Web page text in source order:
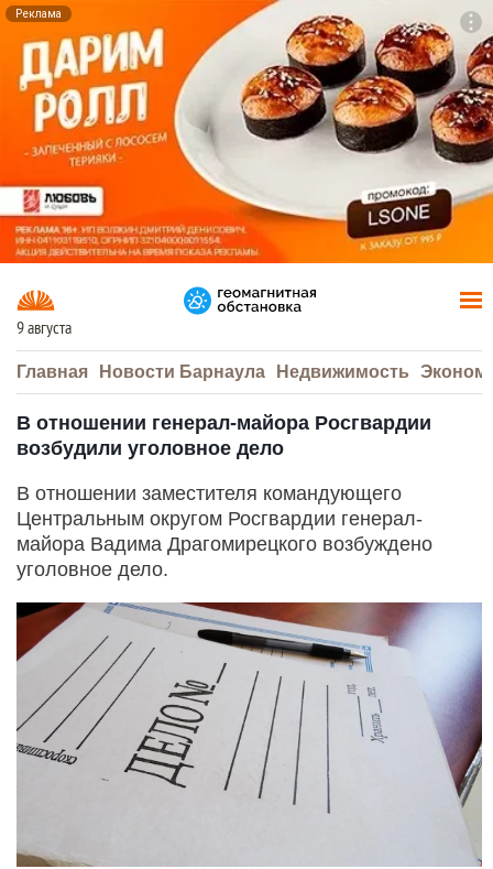
Реклама
9 августа
Главная Новости Барнаула Недвижимость
В отношении генерал-майора Росгвардии
возбудили уголовное дело
В отношении заместителя командующего
Центральным округом Росгвардии генерал-
майора Вадима Драгомирецкого возбуждено
уголовное дело.